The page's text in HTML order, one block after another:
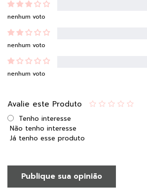
nenhum voto
nenhum voto
nenhum voto
Avalie este Produto
Tenho interesse
Não tenho interesse
Já tenho esse produto
Publique sua opinião